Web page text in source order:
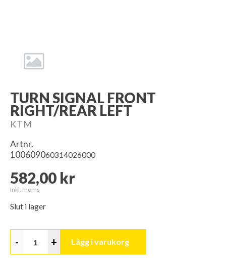
TURN SIGNAL FRONT
RIGHT/REAR LEFT
KTM
Artnr.
100609060314026000
582,00 kr
Inkl. moms
Slut i lager
- + Lägg i varukorg